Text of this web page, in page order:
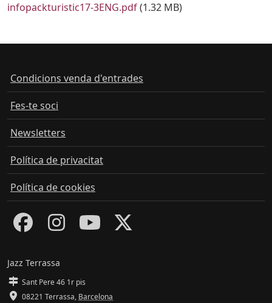
Document
infopackturistic17-3ENG.pdf(1.32 MB)
Condicions venda d'entrades
Fes-te soci
Newsletters
Política de privacitat
Política de cookies
Jazz Terrassa
Sant Pere 46 1r pis
08221 Terrassa, Barcelona